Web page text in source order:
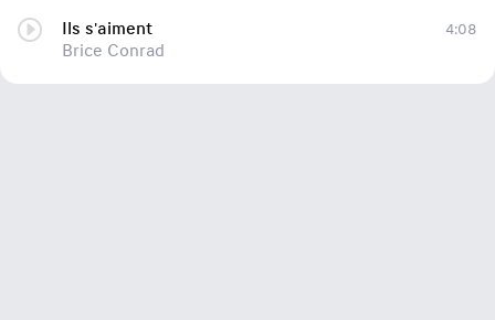
Ils s'aiment
Brice Conrad
4:08